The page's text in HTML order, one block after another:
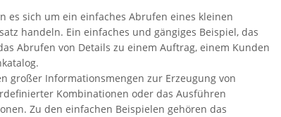
es sich um ein einfaches Abrufen eines kleinen
handeln. Ein einfaches und gängiges Beispiel, das
Abrufen von Details zu einem Auftrag, einem Kunden
großer Informationsmengen zur Erzeugung von
Kombinationen oder das Ausführen
Zu den einfachen Beispielen gehören das